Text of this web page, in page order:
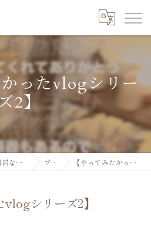
かったvlogシリー
2】
東京都ひばりヶ丘で酵素風呂なら米ぬか酵素風呂 BRANSPA ブログ 【やってみたかったvlogシリーズ2】
vlogシリーズ2】